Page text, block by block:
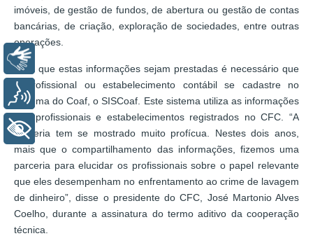
imóveis, de gestão de fundos, de abertura ou gestão de contas
bancárias, de criação, exploração de sociedades, entre outras
operações.
Para que estas informações sejam prestadas é necessário que
o profissional ou estabelecimento contábil se cadastre no
Sistema do Coaf, o SISCoaf. Este sistema utiliza as informações
dos profissionais e estabelecimentos registrados no CFC. “A
parceria tem se mostrado muito profícua. Nestes dois anos,
mais que o compartilhamento das informações, fizemos uma
parceria para elucidar os profissionais sobre o papel relevante
que eles desempenham no enfrentamento ao crime de lavagem
de dinheiro”, disse o presidente do CFC, José Martonio Alves
Coelho, durante a assinatura do termo aditivo da cooperação
técnica.
+ Acessibilidade